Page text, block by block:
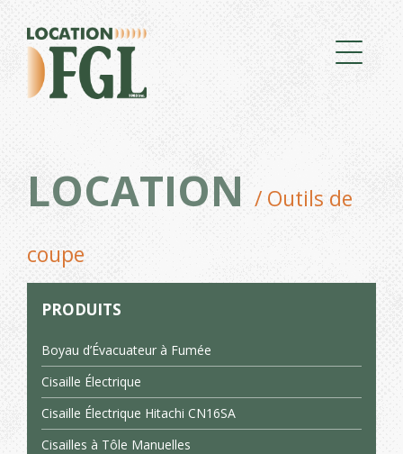
LOCATION / Outils de
coupe
PRODUITS
Boyau d’Évacuateur à Fumée
Cisaille Électrique
Cisaille Électrique Hitachi CN16SA
Cisailles à Tôle Manuelles